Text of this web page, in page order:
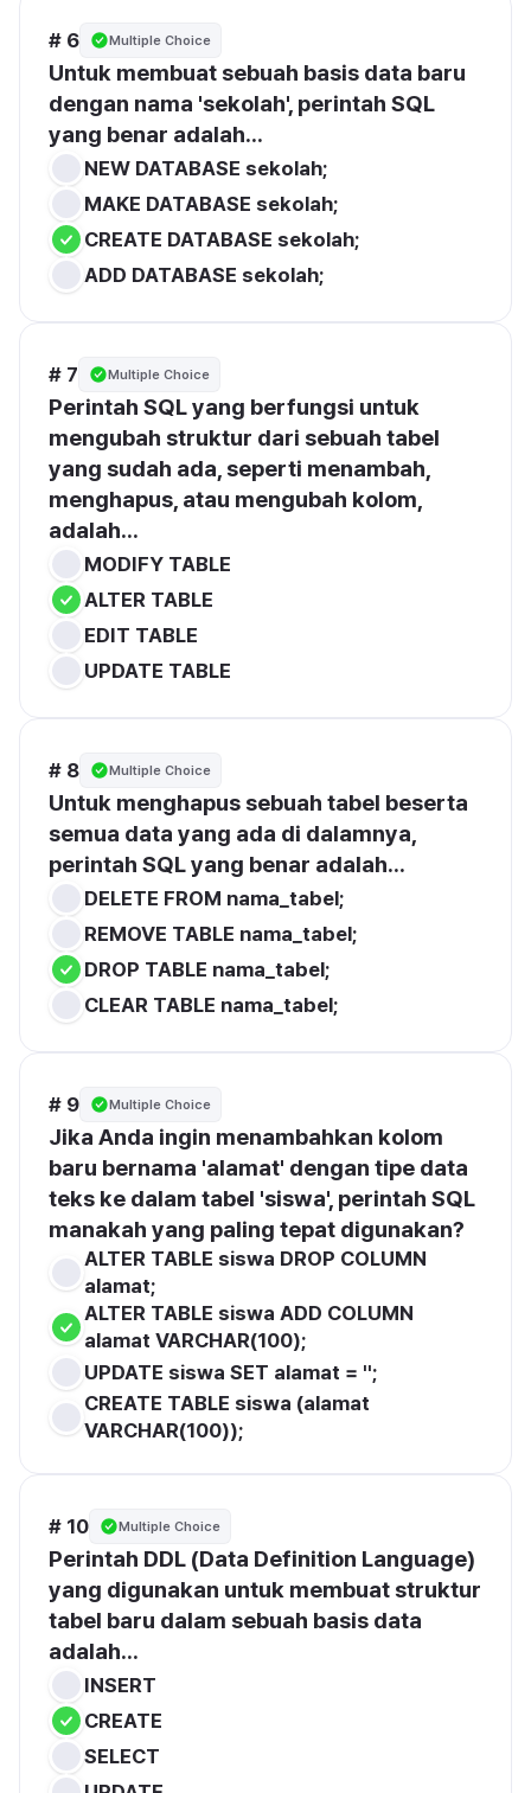
# 6 Multiple Choice
Untuk membuat sebuah basis data baru
dengan nama 'sekolah', perintah SQL
yang benar adalah...
NEW DATABASE sekolah;
MAKE DATABASE sekolah;
CREATE DATABASE sekolah;
ADD DATABASE sekolah;
# 7 Multiple Choice
Perintah SQL yang berfungsi untuk
mengubah struktur dari sebuah tabel
yang sudah ada, seperti menambah,
menghapus, atau mengubah kolom,
adalah...
MODIFY TABLE
ALTER TABLE
EDIT TABLE
UPDATE TABLE
# 8 Multiple Choice
Untuk menghapus sebuah tabel beserta
semua data yang ada di dalamnya,
perintah SQL yang benar adalah...
DELETE FROM nama_tabel;
REMOVE TABLE nama_tabel;
DROP TABLE nama_tabel;
CLEAR TABLE nama_tabel;
# 9 Multiple Choice
Jika Anda ingin menambahkan kolom
baru bernama 'alamat' dengan tipe data
teks ke dalam tabel 'siswa', perintah SQL
manakah yang paling tepat digunakan?
ALTER TABLE siswa DROP COLUMN
alamat;
ALTER TABLE siswa ADD COLUMN
alamat VARCHAR(100);
UPDATE siswa SET alamat = '';
CREATE TABLE siswa (alamat
VARCHAR(100));
# 10 Multiple Choice
Perintah DDL (Data Definition Language)
yang digunakan untuk membuat struktur
tabel baru dalam sebuah basis data
adalah...
INSERT
CREATE
SELECT